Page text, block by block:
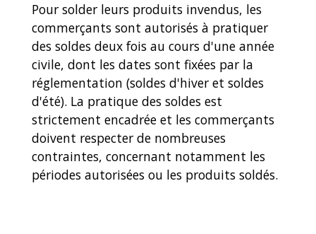
Pour solder leurs produits invendus, les
commerçants sont autorisés à pratiquer
des soldes deux fois au cours d'une année
civile, dont les dates sont fixées par la
réglementation (soldes d'hiver et soldes
d'été). La pratique des soldes est
strictement encadrée et les commerçants
doivent respecter de nombreuses
contraintes, concernant notamment les
périodes autorisées ou les produits soldés.